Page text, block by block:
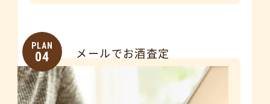
PLAN
04 メールでお酒査定